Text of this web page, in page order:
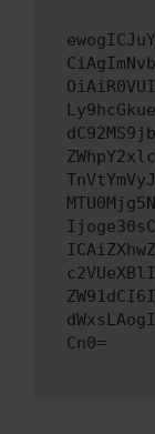
Cn0=